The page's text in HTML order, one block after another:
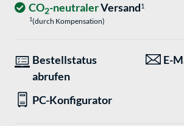
CO2-neutralerVersand1
1(durch Kompensation)
Bestellstatus
abrufen
E-
PC-Konfigurator